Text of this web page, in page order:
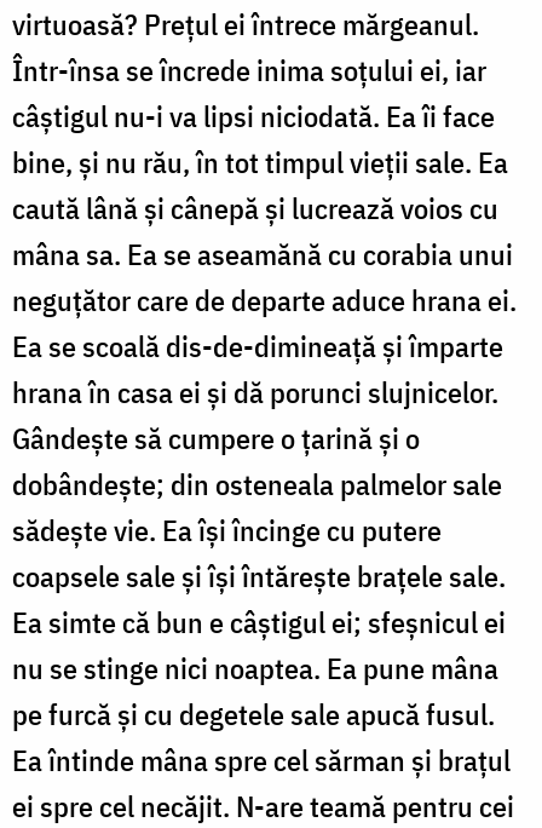
virtuoasă? Prețul ei întrece mărgeanul.
Într-însa se încrede inima soțului ei, iar
câștigul nu-i va lipsi niciodată. Ea îi face
bine, și nu rău, în tot timpul vieții sale. Ea
caută lână și cânepă și lucrează voios cu
mâna sa. Ea se aseamănă cu corabia unui
neguțător care de departe aduce hrana ei.
Ea se scoală dis-de-dimineață și împarte
hrana în casa ei și dă porunci slujnicelor.
Gândește să cumpere o țarină și o
dobândește; din osteneala palmelor sale
sădește vie. Ea își încinge cu putere
coapsele sale și își întărește brațele sale.
Ea simte că bun e câștigul ei; sfeșnicul ei
nu se stinge nici noaptea. Ea pune mâna
pe furcă și cu degetele sale apucă fusul.
Ea întinde mâna spre cel sărman și brațul
ei spre cel necăjit. N-are teamă pentru cei